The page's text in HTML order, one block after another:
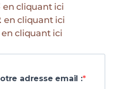
en cliquant ici
en cliquant ici
en cliquant ici
adresse email :